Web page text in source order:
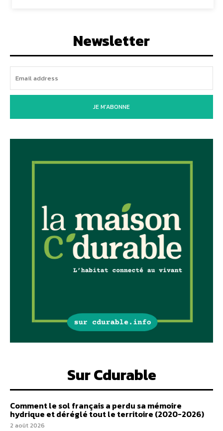
Newsletter
JE M'ABONNE
Sur Cdurable
Comment le sol français a perdu sa mémoire
hydrique et déréglé tout le territoire (2020-2026)
2 août 2026